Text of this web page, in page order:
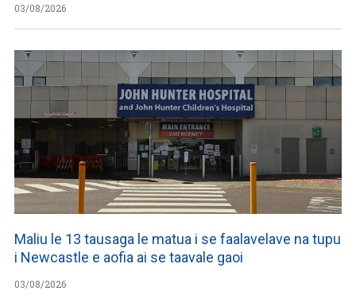
03/08/2026
Maliu le 13 tausaga le matua i se faalavelave na tupu
i Newcastle e aofia ai se taavale gaoi
03/08/2026